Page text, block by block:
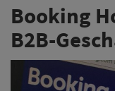
Booking
B2B-